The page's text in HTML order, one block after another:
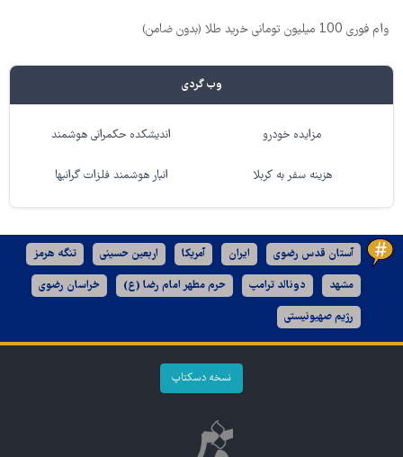
وام فوری 100 میلیون تومانی خرید طلا (بدون ضامن)
وب گردی
مزایده خودرو اندیشکده حکمرانی هوشمند
هزینه سفر به کربلا انبار هوشمند فلزات گرانبها
آستان قدس رضوی ایران آمریکا اربعین حسینی تنگه هرمز
مشهد دونالد ترامپ حرم مطهر امام رضا (ع) خراسان رضوی
رژیم صهیونیستی
نسخه دسکتاپ